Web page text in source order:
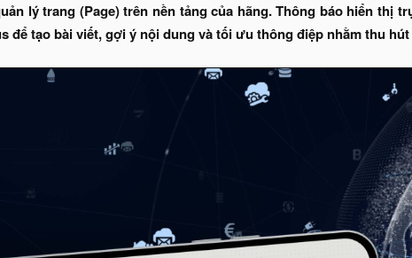
lý trang (Page) trên nền tảng của hãng. Thông báo hiển thị
để tạo bài viết, gợi ý nội dung và tối ưu thông điệp nhằm thu